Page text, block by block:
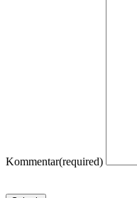
Kommentar(required)